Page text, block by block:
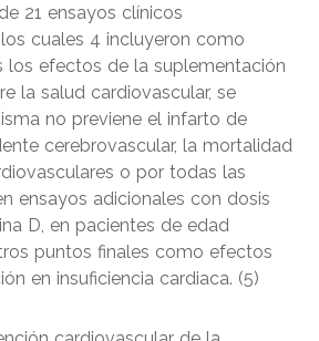
21 ensayos clínicos
cuales 4 incluyeron como
los efectos de la suplementación
la salud cardiovascular, se
no previene el infarto de
cerebrovascular, la mortalidad
o por todas las
ensayos adicionales con dosis
D, en pacientes de edad
puntos finales como efectos
en insuficiencia cardiaca. (5)